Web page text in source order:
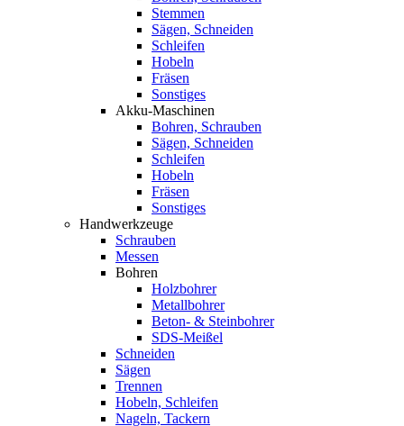
Stemmen
Sägen, Schneiden
Schleifen
Hobeln
Fräsen
Sonstiges
Akku-Maschinen
Bohren, Schrauben
Sägen, Schneiden
Schleifen
Hobeln
Fräsen
Sonstiges
Handwerkzeuge
Schrauben
Messen
Bohren
Holzbohrer
Metallbohrer
Beton- & Steinbohrer
SDS-Meißel
Schneiden
Sägen
Trennen
Hobeln, Schleifen
Nageln, Tackern